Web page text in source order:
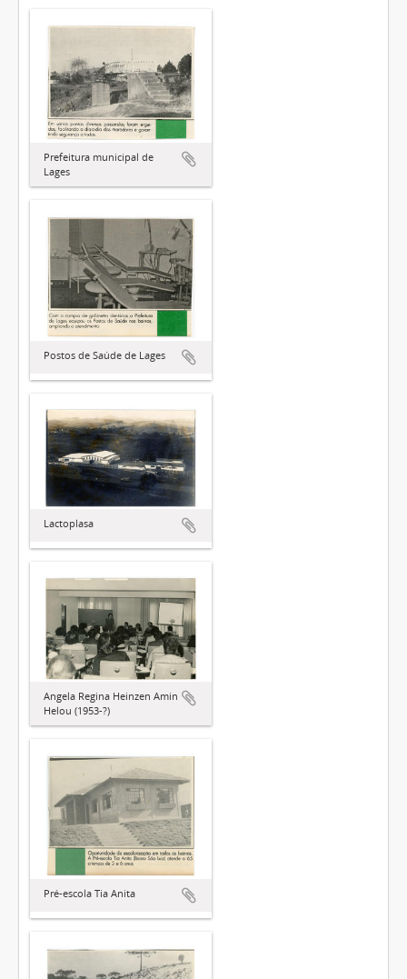
Prefeitura municipal de
Lages
Postos de Saúde de Lages
Lactoplasa
Angela Regina Heinzen Amin
Helou (1953-?)
Pré-escola Tia Anita